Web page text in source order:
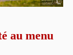
au menu